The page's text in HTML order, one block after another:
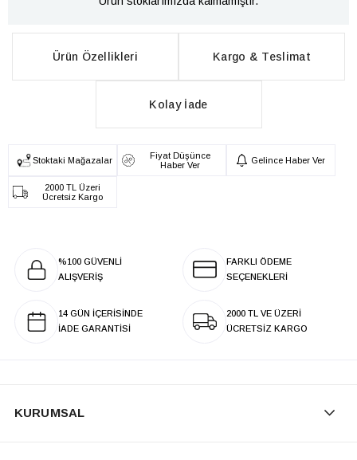
Ürün Özellikleri Kargo & Teslimat
Kolay İade
Stoktaki Mağazalar
Fiyat Düşünce
Haber Ver
Gelince Haber Ver
2000 TL Üzeri
Ücretsiz Kargo
%100 GÜVENLİ
ALIŞVERİŞ
FARKLI ÖDEME
SEÇENEKLERİ
14 GÜN İÇERİSİNDE
İADE GARANTİSİ
2000 TL VE ÜZERİ
ÜCRETSİZ KARGO
KURUMSAL